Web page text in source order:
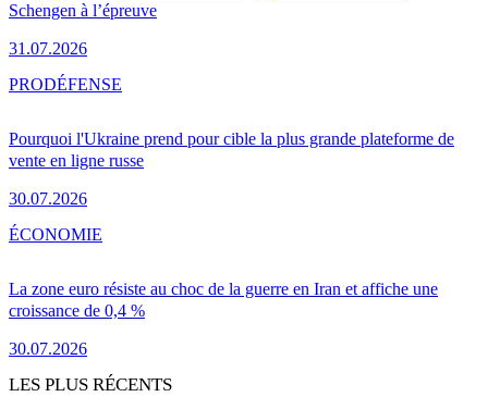
Schengen à l’épreuve
31.07.2026
Pourquoi l'Ukraine prend pour cible la plus grande plateforme de
vente en ligne russe
30.07.2026
PRODÉFENSE
La zone euro résiste au choc de la guerre en Iran et affiche une
croissance de 0,4 %
30.07.2026
ÉCONOMIE
LES PLUS RÉCENTS